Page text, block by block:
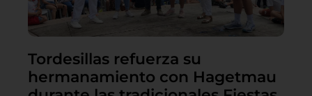
Tordesillas refuerza su
hermanamiento con Hagetmau